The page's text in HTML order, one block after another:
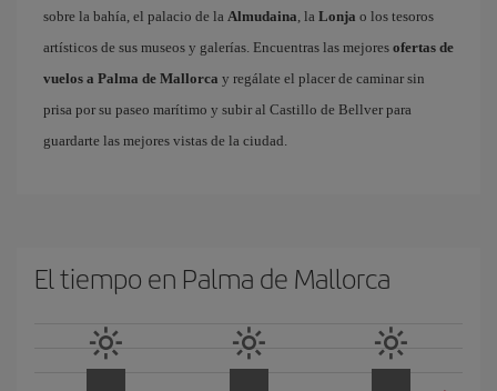
sobre la bahía, el palacio de la Almudaina, la Lonja o los tesoros
artísticos de sus museos y galerías. Encuentras las mejores ofertas de
vuelos a Palma de Mallorca y regálate el placer de caminar sin
prisa por su paseo marítimo y subir al Castillo de Bellver para
guardarte las mejores vistas de la ciudad.
El tiempo en Palma de Mallorca